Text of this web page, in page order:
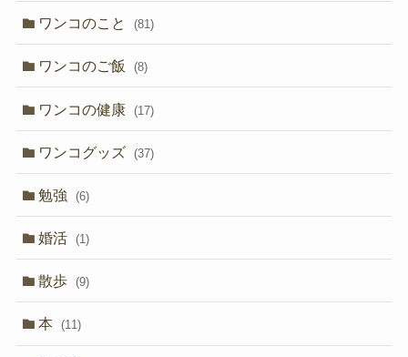
ワンコのこと (81)
ワンコのご飯 (8)
ワンコの健康 (17)
ワンコグッズ (37)
勉強 (6)
婚活 (1)
散歩 (9)
本 (11)